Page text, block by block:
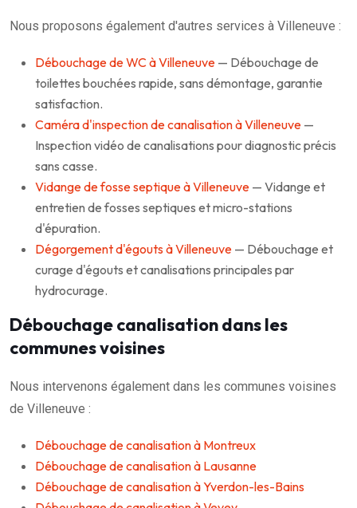
Nous proposons également d'autres services à Villeneuve :
Débouchage de WC à Villeneuve — Débouchage de
toilettes bouchées rapide, sans démontage, garantie
satisfaction.
Caméra d'inspection de canalisation à Villeneuve —
Inspection vidéo de canalisations pour diagnostic précis
sans casse.
Vidange de fosse septique à Villeneuve — Vidange et
entretien de fosses septiques et micro-stations
d'épuration.
Dégorgement d'égouts à Villeneuve — Débouchage et
curage d'égouts et canalisations principales par
hydrocurage.
Débouchage canalisation dans les
communes voisines
Nous intervenons également dans les communes voisines
de Villeneuve :
Débouchage de canalisation à Montreux
Débouchage de canalisation à Lausanne
Débouchage de canalisation à Yverdon-les-Bains